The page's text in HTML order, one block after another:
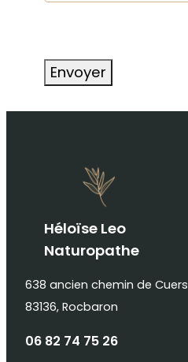
Héloïse Leo
Naturopathe
638 ancien chemin de Cuers
83136, Rocbaron
06 82 74 75 26